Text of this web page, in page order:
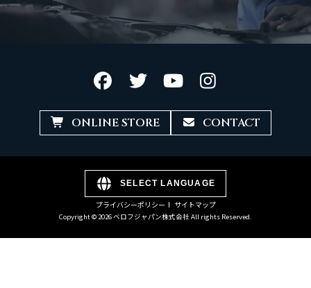
ONLINE STORE CONTACT
SELECT LANGUAGE
プライバシーポリシー サイトマップ
Copyright © 2026 ベロフジャパン株式会社 All rights Reserved.